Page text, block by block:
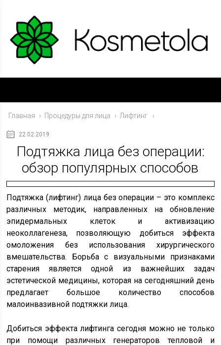
Главная › Процедуры для лица › Лифтинг
22.02.2019
Подтяжка лица без операции:
обзор популярных способов
Подтяжка (лифтинг) лица без операции – это комплекс
различных методик, направленных на обновление
эпидермальных клеток и активизацию
неоколлагенеза, позволяющую добиться эффекта
омоложения без использования хирургического
вмешательства. Борьба с визуальными признаками
старения является одной из важнейших задач
эстетической медицины, которая на сегодняшний день
предлагает большое количество способов
малоинвазивной подтяжки лица.
Добиться эффекта лифтинга сегодня можно не только
при помощи различных генераторов тепловой и